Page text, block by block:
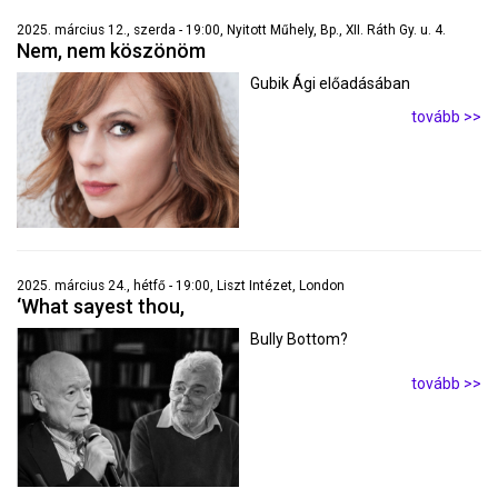
2025. március 12., szerda - 19:00, Nyitott Műhely, Bp., XII. Ráth Gy. u. 4.
Nem, nem köszönöm
Gubik Ági előadásában
tovább >>
2025. március 24., hétfő - 19:00, Liszt Intézet, London
‘What sayest thou,
Bully Bottom?
tovább >>